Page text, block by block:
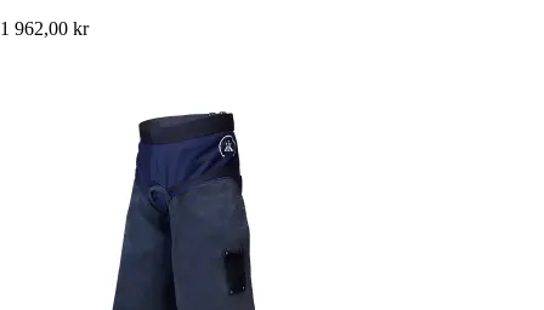
1 962,00 kr